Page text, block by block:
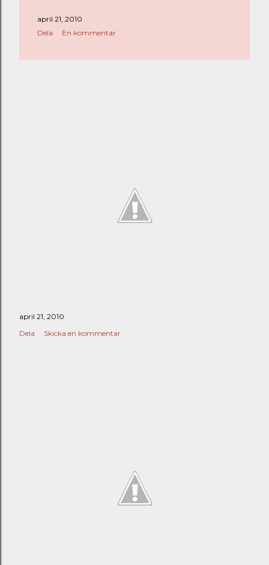
april 21, 2010
Dela
En kommentar
april 21, 2010
Dela
Skicka en kommentar